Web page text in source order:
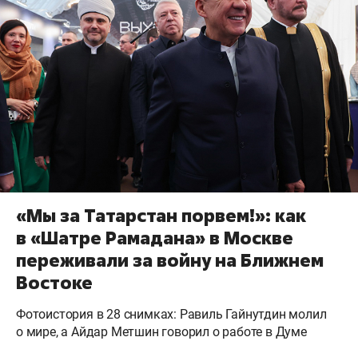
«Мы за Татарстан порвем!»: как
в «Шатре Рамадана» в Москве
переживали за войну на Ближнем
Востоке
Фотоистория в 28 снимках: Равиль Гайнутдин молил
о мире, а Айдар Метшин говорил о работе в Думе